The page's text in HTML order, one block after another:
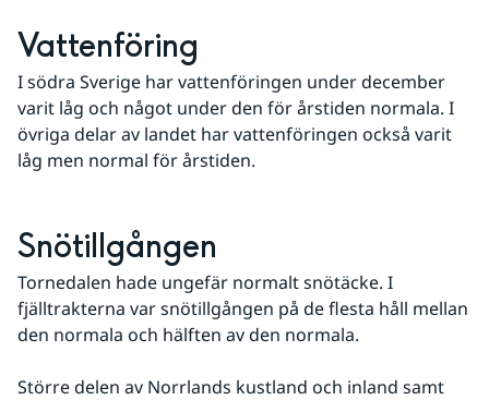
Vattenföring
I södra Sverige har vattenföringen under december
varit låg och något under den för årstiden normala. I
övriga delar av landet har vattenföringen också varit
låg men normal för årstiden.
Snötillgången
Tornedalen hade ungefär normalt snötäcke. I
fjälltrakterna var snötillgången på de flesta håll mellan
den normala och hälften av den normala.
Större delen av Norrlands kustland och inland samt